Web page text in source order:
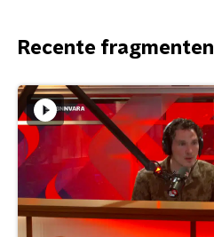
Recente fragmenten